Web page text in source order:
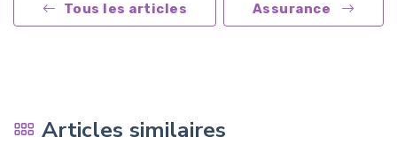
Tous les articles Assurance
Articles similaires